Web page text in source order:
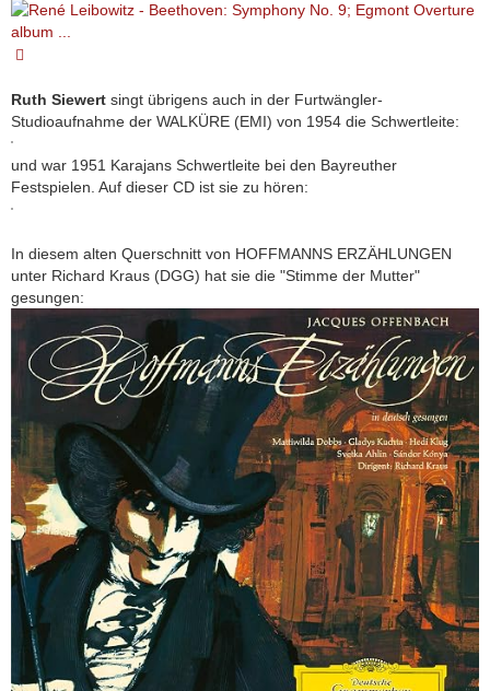
Ruth Siewert singt übrigens auch in der Furtwängler-
Studioaufnahme der WALKÜRE (EMI) von 1954 die Schwertleite:
und war 1951 Karajans Schwertleite bei den Bayreuther
Festspielen. Auf dieser CD ist sie zu hören:
In diesem alten Querschnitt von HOFFMANNS ERZÄHLUNGEN
unter Richard Kraus (DGG) hat sie die "Stimme der Mutter"
gesungen: